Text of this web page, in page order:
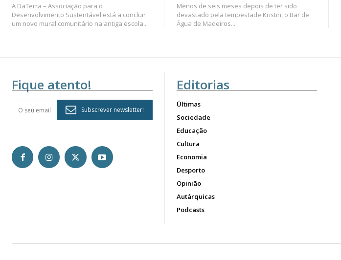
A DaTerra – Associação para o
Desenvolvimento Sustentável está a concluir
um novo mural comunitário na antiga escola...
Menos de seis meses depois de ter sido
devastado pela tempestade Kristin, o Bar de
Água de Madeiros...
Fique atento!
Subscrever newsletter!
Editorias
Últimas
Sociedade
Educação
Cultura
Economia
Desporto
Opinião
Autárquicas
Podcasts